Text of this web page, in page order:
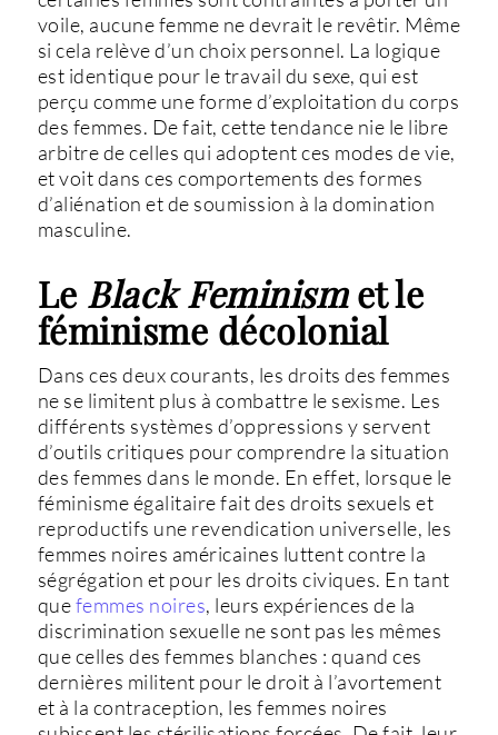
voile, aucune femme ne devrait le revêtir. Même
si cela relève d’un choix personnel. La logique
est identique pour le travail du sexe, qui est
perçu comme une forme d’exploitation du corps
des femmes. De fait, cette tendance nie le libre
arbitre de celles qui adoptent ces modes de vie,
et voit dans ces comportements des formes
d’aliénation et de soumission à la domination
masculine.
Le Black Feminismet le
féminisme décolonial
Dans ces deux courants, les droits des femmes
ne se limitent plus à combattre le sexisme. Les
différents systèmes d’oppressions y servent
d’outils critiques pour comprendre la situation
des femmes dans le monde. En effet, lorsque le
féminisme égalitaire fait des droits sexuels et
reproductifs une revendication universelle, les
femmes noires américaines luttent contre la
ségrégation et pour les droits civiques. En tant
quefemmes noires, leurs expériences de la
discrimination sexuelle ne sont pas les mêmes
que celles des femmes blanches : quand ces
dernières militent pour le droit à l’avortement
et à la contraception, les femmes noires